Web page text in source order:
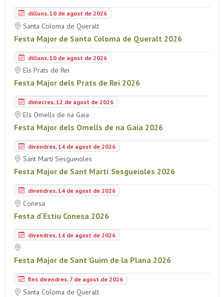
dilluns, 10 de agost de 2026
Santa Coloma de Queralt
Festa Major de Santa Coloma de Queralt 2026
dilluns, 10 de agost de 2026
Els Prats de Rei
Festa Major dels Prats de Rei 2026
dimecres, 12 de agost de 2026
Els Omells de na Gaia
Festa Major dels Omells de na Gaia 2026
divendres, 14 de agost de 2026
Sant Martí Sesgueioles
Festa Major de Sant Martí Sesgueioles 2026
divendres, 14 de agost de 2026
Conesa
Festa d'Estiu Conesa 2026
divendres, 14 de agost de 2026
Festa Major de Sant Guim de la Plana 2026
fins divendres, 7 de agost de 2026
Santa Coloma de Queralt